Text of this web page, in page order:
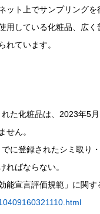
ト上でサンプリング
用している化粧品、広
れています。
た化粧品は、2023年5
せん。
に登録されたシミ取り
ればならない。
能宣言評価規範」に関す